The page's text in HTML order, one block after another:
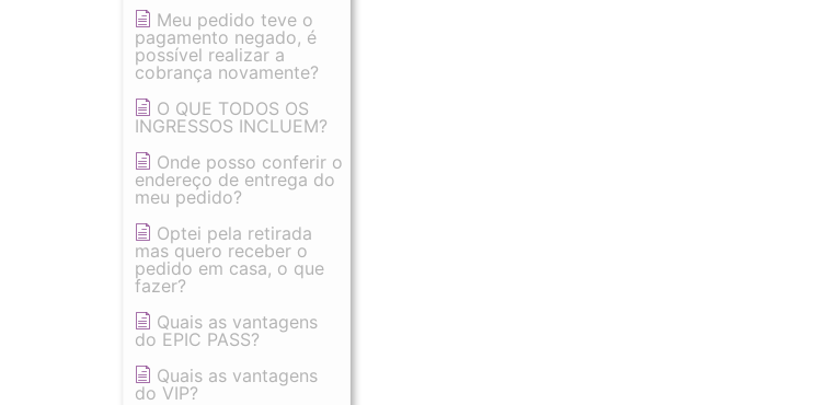
Meu pedido teve o
pagamento negado, é
possível realizar a
cobrança novamente?
O QUE TODOS OS
INGRESSOS INCLUEM?
Onde posso conferir o
endereço de entrega do
meu pedido?
Optei pela retirada
mas quero receber o
pedido em casa, o que
fazer?
Quais as vantagens
do EPIC PASS?
Quais as vantagens
do VIP?